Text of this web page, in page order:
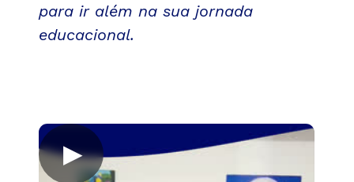
para ir além na sua jornada
educacional.